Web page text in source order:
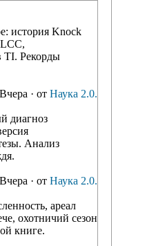
история Knock
TI. Рекорды
Вчера · от Наука 2.0.
диагноз
Анализ
Вчера · от Наука 2.0.
ареал
охотничий сезон
книге.